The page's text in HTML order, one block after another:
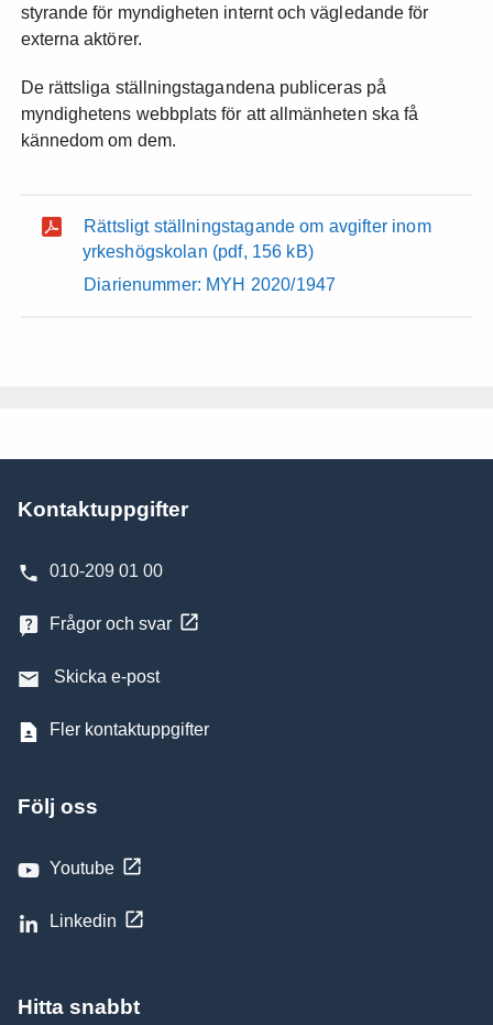
styrande för myndigheten internt och vägledande för
externa aktörer.
De rättsliga ställningstagandena publiceras på
myndighetens webbplats för att allmänheten ska få
kännedom om dem.
Rättsligt ställningstagande om avgifter inom
yrkeshögskolan (pdf, 156 kB)
Diarienummer: MYH 2020/1947
Kontaktuppgifter
010-209 01 00
Frågor och svar
Skicka e-post
Fler kontaktuppgifter
Följ oss
Youtube
Linkedin
Hitta snabbt